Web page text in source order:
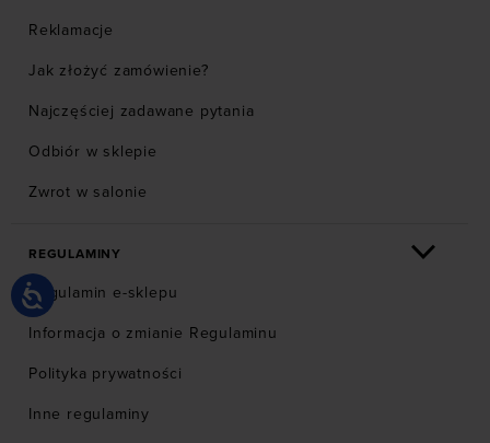
Reklamacje
Jak złożyć zamówienie?
Najczęściej zadawane pytania
Odbiór w sklepie
Zwrot w salonie
REGULAMINY
Regulamin e-sklepu
Informacja o zmianie Regulaminu
Polityka prywatności
Inne regulaminy